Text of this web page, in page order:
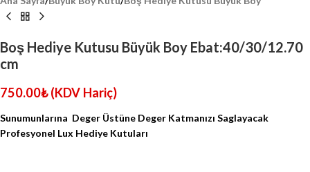
Boş Hediye Kutusu Büyük Boy Ebat:40/30/12.70
cm
750.00₺ (KDV Hariç)
Sunumunlarına Deger Üstüne Deger Katmanızı Saglayacak
Profesyonel Lux Hediye Kutuları